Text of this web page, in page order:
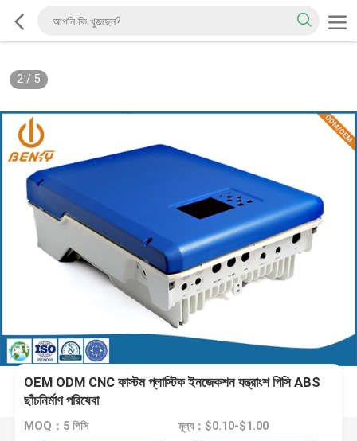
2/ 5
OEM ODM CNC কাস্টম প্লাস্টিক ইনজেকশন যন্ত্রাংশ পিসি ABS
ছাঁচনির্মাণ পরিষেবা
MOQ：5 পিসি মূল্য：$0.10-$1.00